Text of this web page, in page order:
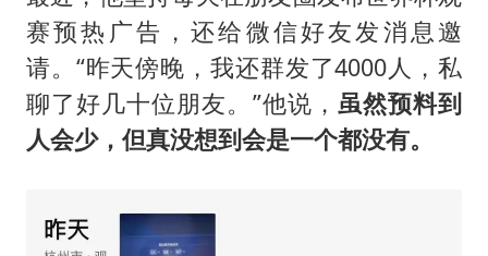
赛预热广告，还给微信好友发消息邀
请。“昨天傍晚，我还群发了4000人，私
聊了好几十位朋友。”他说， 虽然预料到
人会少，但真没想到会是一个都没有。